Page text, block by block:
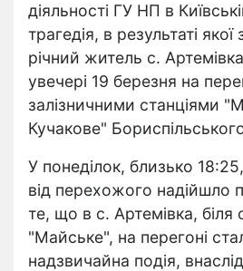
діяльності ГУ НП в
трагедія, в результаті
річний житель с.
увечері 19 березня на
залізничними станціями
Кучакове"
У понеділок, близько
від перехожого надійшло
те, що в с. Артемівка, біля
"Майське", на перегоні
надзвичайна подія,